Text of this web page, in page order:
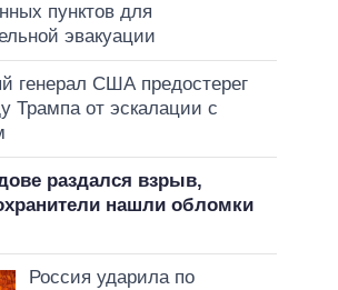
пунктов для
эвакуации
генерал США предостерег
Трампа от эскалации с
раздался взрыв,
нашли обломки
Россия ударила по